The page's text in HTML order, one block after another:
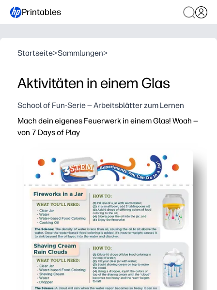
Printables
Startseite>Sammlungen>
Aktivitäten in einem Glas
School of Fun-Serie — Arbeitsblätter zum Lernen
Mach dein eigenes Feuerwerk in einem Glas! Woah —
von 7 Days of Play